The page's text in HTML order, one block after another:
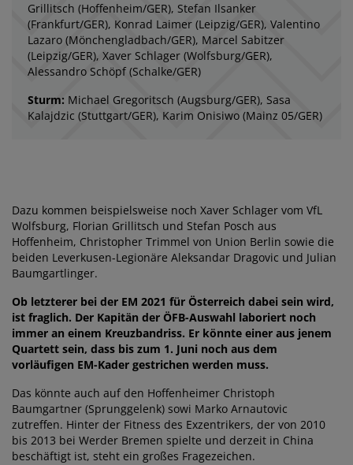
Grillitsch (Hoffenheim/GER), Stefan Ilsanker
(Frankfurt/GER), Konrad Laimer (Leipzig/GER), Valentino
Lazaro (Mönchengladbach/GER), Marcel Sabitzer
(Leipzig/GER), Xaver Schlager (Wolfsburg/GER),
Alessandro Schöpf (Schalke/GER)
Sturm: Michael Gregoritsch (Augsburg/GER), Sasa
Kalajdzic (Stuttgart/GER), Karim Onisiwo (Mainz 05/GER)
Dazu kommen beispielsweise noch Xaver Schlager vom VfL
Wolfsburg, Florian Grillitsch und Stefan Posch aus
Hoffenheim, Christopher Trimmel von Union Berlin sowie die
beiden Leverkusen-Legionäre Aleksandar Dragovic und Julian
Baumgartlinger.
Ob letzterer bei der EM 2021 für Österreich dabei sein wird,
ist fraglich. Der Kapitän der ÖFB-Auswahl laboriert noch
immer an einem Kreuzbandriss. Er könnte einer aus jenem
Quartett sein, dass bis zum 1. Juni noch aus dem
vorläufigen EM-Kader gestrichen werden muss.
Das könnte auch auf den Hoffenheimer Christoph
Baumgartner (Sprunggelenk) sowi Marko Arnautovic
zutreffen. Hinter der Fitness des Exzentrikers, der von 2010
bis 2013 bei Werder Bremen spielte und derzeit in China
beschäftigt ist, steht ein großes Fragezeichen.